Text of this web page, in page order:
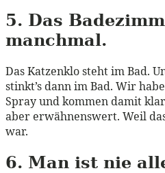
5. Das
manchmal.
Das Katzenklo steht im Bad.
stinkt’s dann im Bad. Wir
Spray und kommen damit
aber erwähnenswert. Weil
war.
6. Man ist nie